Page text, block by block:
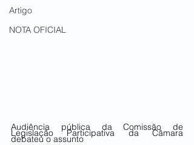
Artigo
NOTA OFICIAL
Audiência pública da Comissão de
Legislação Participativa da Câmara
debateu o assunto